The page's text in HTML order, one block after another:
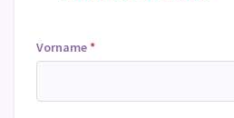
Vorname*